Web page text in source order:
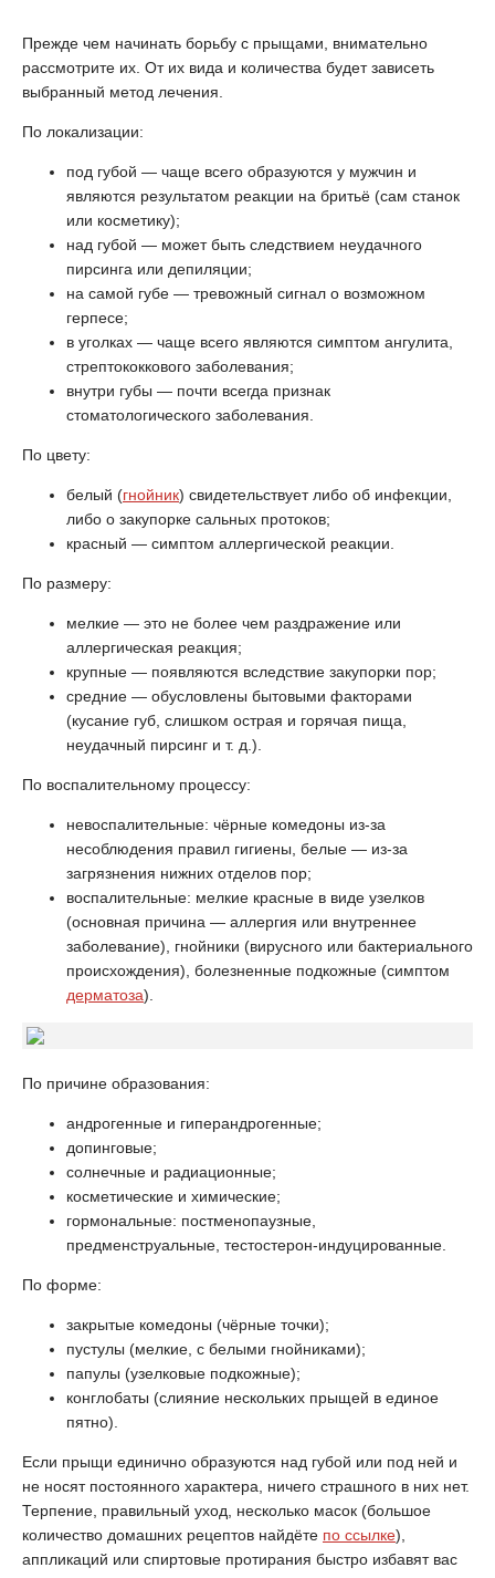
Прежде чем начинать борьбу с прыщами, внимательно
рассмотрите их. От их вида и количества будет зависеть
выбранный метод лечения.
По локализации:
под губой — чаще всего образуются у мужчин и
являются результатом реакции на бритьё (сам станок
или косметику);
над губой — может быть следствием неудачного
пирсинга или депиляции;
на самой губе — тревожный сигнал о возможном
герпесе;
в уголках — чаще всего являются симптом ангулита,
стрептококкового заболевания;
внутри губы — почти всегда признак
стоматологического заболевания.
По цвету:
белый (гнойник) свидетельствует либо об инфекции,
либо о закупорке сальных протоков;
красный — симптом аллергической реакции.
По размеру:
мелкие — это не более чем раздражение или
аллергическая реакция;
крупные — появляются вследствие закупорки пор;
средние — обусловлены бытовыми факторами
(кусание губ, слишком острая и горячая пища,
неудачный пирсинг и т. д.).
По воспалительному процессу:
невоспалительные: чёрные комедоны из-за
несоблюдения правил гигиены, белые — из-за
загрязнения нижних отделов пор;
воспалительные: мелкие красные в виде узелков
(основная причина — аллергия или внутреннее
заболевание), гнойники (вирусного или бактериального
происхождения), болезненные подкожные (симптом
дерматоза).
По причине образования:
андрогенные и гиперандрогенные;
допинговые;
солнечные и радиационные;
косметические и химические;
гормональные: постменопаузные,
предменструальные, тестостерон-индуцированные.
По форме:
закрытые комедоны (чёрные точки);
пустулы (мелкие, с белыми гнойниками);
папулы (узелковые подкожные);
конглобаты (слияние нескольких прыщей в единое
пятно).
Если прыщи единично образуются над губой или под ней и
не носят постоянного характера, ничего страшного в них нет.
Терпение, правильный уход, несколько масок (большое
количество домашних рецептов найдёте по ссылке),
аппликаций или спиртовые протирания быстро избавят вас